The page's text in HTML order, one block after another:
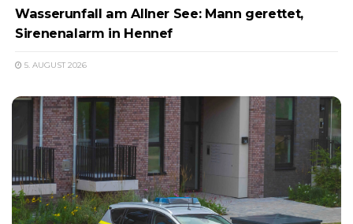
Wasserunfall am Allner See: Mann gerettet,
Sirenenalarm in Hennef
5. AUGUST 2026